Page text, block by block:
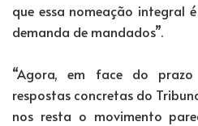
que essa nomeação integral
demanda de mandados”.
“Agora, em face do
respostas concretas do
nos resta o movimento